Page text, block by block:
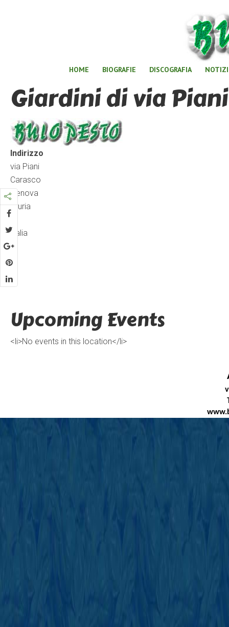
HOME BIOGRAFIE DISCOGRAFIA
Giardini di via Piani
Indirizzo
via Piani
Carasco
Genova
liguria
Italia
Upcoming Events
<li>No events in this location</li>